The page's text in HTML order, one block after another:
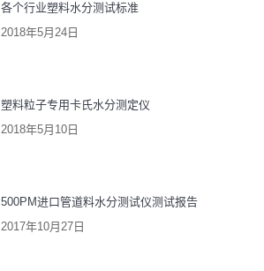
各个行业塑料水分测试标准
2018年5月24日
塑料粒子专用卡氏水分测定仪
2018年5月10日
500PM进口管道料水分测试仪测试报告
2017年10月27日